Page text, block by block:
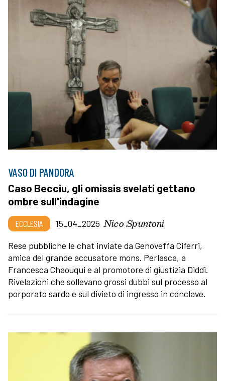
VASO DI PANDORA
Caso Becciu, gli omissis svelati gettano
ombre sull'indagine
ECCLESIA 15_04_2025 Nico Spuntoni
Rese pubbliche le chat inviate da Genoveffa Ciferri,
amica del grande accusatore mons. Perlasca, a
Francesca Chaouqui e al promotore di giustizia Diddi.
Rivelazioni che sollevano grossi dubbi sul processo al
porporato sardo e sul divieto di ingresso in conclave.